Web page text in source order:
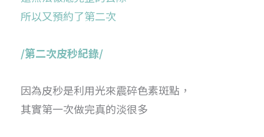
所以又預約了第二次
/第二次皮秒紀錄/
因為皮秒是利用光來震碎色素斑點，
其實第一次做完真的淡很多